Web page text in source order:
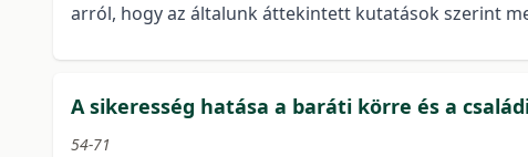
arról, hogy az általunk áttekintett kutatások szerint
A sikeresség hatása a baráti körre és a
54-71